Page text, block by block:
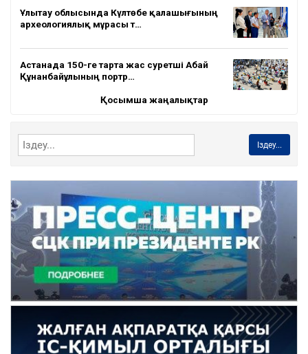
Ұлытау облысында Күлтөбе қалашығының
археологиялық мұрасы т…
Астанада 150-ге тарта жас суретші Абай
Құнанбайұлының портр…
Қосымша жаңалықтар
Іздеу...